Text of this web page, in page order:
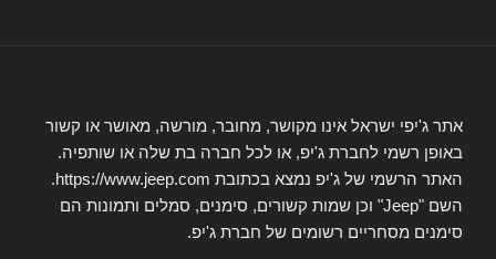
אתר ג'יפי ישראל אינו מקושר, מחובר, מורשה, מאושר או קשור
באופן רשמי לחברת ג'יפ, או לכל חברה בת שלה או שותפיה.
האתר הרשמי של ג'יפ נמצא בכתובת https://www.jeep.com.
השם "Jeep" וכן שמות קשורים, סימנים, סמלים ותמונות הם
סימנים מסחריים רשומים של חברת ג'יפ.